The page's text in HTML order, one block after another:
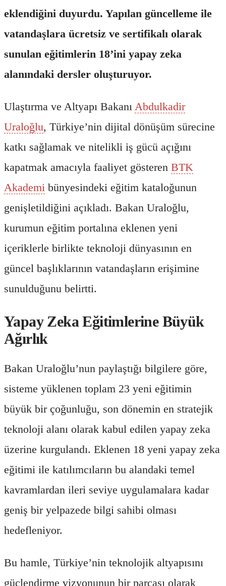
eklendiğini duyurdu. Yapılan güncelleme ile
vatandaşlara ücretsiz ve sertifikalı olarak
sunulan eğitimlerin 18’ini yapay zeka
alanındaki dersler oluşturuyor.
Ulaştırma ve Altyapı Bakanı Abdulkadir
Uraloğlu, Türkiye’nin dijital dönüşüm sürecine
katkı sağlamak ve nitelikli iş gücü açığını
kapatmak amacıyla faaliyet gösteren BTK
Akademi bünyesindeki eğitim kataloğunun
genişletildiğini açıkladı. Bakan Uraloğlu,
kurumun eğitim portalına eklenen yeni
içeriklerle birlikte teknoloji dünyasının en
güncel başlıklarının vatandaşların erişimine
sunulduğunu belirtti.
Yapay Zeka Eğitimlerine Büyük
Ağırlık
Bakan Uraloğlu’nun paylaştığı bilgilere göre,
sisteme yüklenen toplam 23 yeni eğitimin
büyük bir çoğunluğu, son dönemin en stratejik
teknoloji alanı olarak kabul edilen yapay zeka
üzerine kurgulandı. Eklenen 18 yeni yapay zeka
eğitimi ile katılımcıların bu alandaki temel
kavramlardan ileri seviye uygulamalara kadar
geniş bir yelpazede bilgi sahibi olması
hedefleniyor.
Bu hamle, Türkiye’nin teknolojik altyapısını
güçlendirme vizyonunun bir parçası olarak